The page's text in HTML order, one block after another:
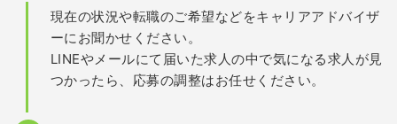
現在の状況や転職のご希望などをキャリアアドバイザ
ーにお聞かせください。
LINEやメールにて届いた求人の中で気になる求人が見
つかったら、応募の調整はお任せください。